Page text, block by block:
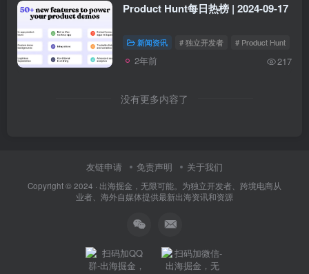
Product Hunt每日热榜 | 2024-09-17
新闻资讯 # 独立开发者 # Product Hunt
2年前 217
没有更多内容了
友链申请 免责声明 关于我们
Copyright © 2024 · 出海掘金，无限可能。为独立开发者、跨境电商从
业者、海外自媒体提供最新出海资讯和资源